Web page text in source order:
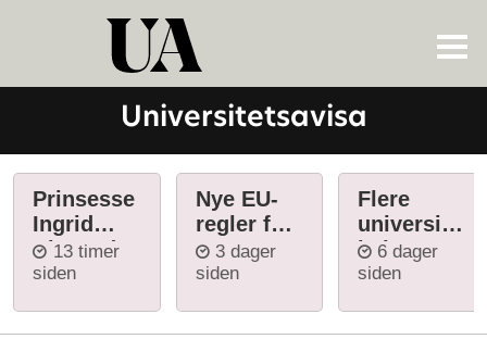
Universitetsavisa
Universitetsavisa
Prinsesse
Ingrid
Alexandra
starter
13 timer
siden
Nye EU-
regler for
KI, Norge
henger
3 dager
siden
Flere
halverer
6 dager
siden